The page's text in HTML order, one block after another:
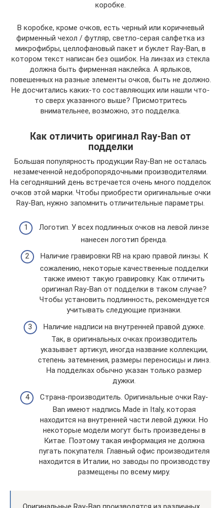
коробке.
В коробке, кроме очков, есть черный или коричневый
фирменный чехол / футляр, светло-серая салфетка из
микрофибры, целлофановый пакет и буклет Ray-Ban, в
котором текст написан без ошибок. На линзах из стекла
должна быть фирменная наклейка. А ярлыков,
повешенных на разные элементы очков, быть не должно.
Не досчитались каких-то составляющих или нашли что-
то сверх указанного выше? Присмотритесь
внимательнее, возможно, это подделка.
Как отличить оригинал Ray-Ban от
подделки
Большая популярность продукции Ray-Ban не осталась
незамеченной недобропорядочными производителями.
На сегодняшний день встречается очень много подделок
очков этой марки. Чтобы приобрести оригинальные очки
Ray-Ban, нужно запомнить отличительные параметры.
Логотип. У всех подлинных очков на левой линзе
нанесен логотип бренда.
Наличие гравировки RB на краю правой линзы. К
сожалению, некоторые качественные подделки
также имеют такую гравировку. Как отличить
оригинал Ray-Ban от подделки в таком случае?
Чтобы установить подлинность, рекомендуется
учитывать следующие признаки.
Наличие надписи на внутренней правой дужке.
Так, в оригинальных очках производитель
указывает артикул, иногда название коллекции,
степень затемнения, размеры переносицы и линз.
На подделках обычно указан только размер
дужки.
Страна-производитель. Оригинальные очки Ray-
Ban имеют надпись Made in Italy, которая
находится на внутренней части левой дужки. Но
некоторые модели могут быть произведены в
Китае. Поэтому такая информация не должна
пугать покупателя. Главный офис производителя
находится в Италии, но заводы по производству
размещены по всему миру.